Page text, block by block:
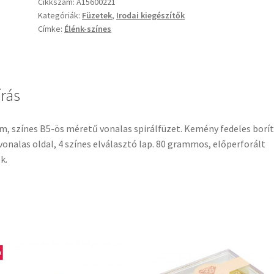
Kategóriák: Füzetek, Irodai kiegészítők
Címke: Élénk-színes
színes B5-ös méretű vonalas spirálfüzet. Kemény fedeles
oldal, 4 színes elválasztó lap. 80 grammos, előperforált